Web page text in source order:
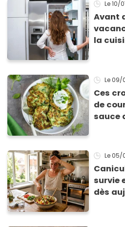
Le 10/
Avant
la
Le 09/
Ces
de
sauce
Le 05/
survie
dès